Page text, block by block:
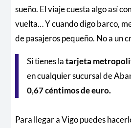
sueño. El viaje cuesta algo así
vuelta… Y cuando digo barco,
de pasajeros pequeño. No a un
Si tienes latarjeta
en cualquier sucursal de
0,67 céntimos de euro.
Para llegar a Vigo puedes